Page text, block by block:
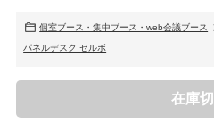
個室ブース・集中ブース・web会議ブース
パネルデスク セルボ
在庫